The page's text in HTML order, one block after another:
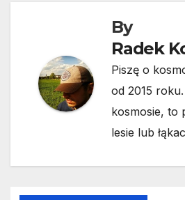
By
Radek
Piszę o
od 2015
kosmosie, to
lesie lub